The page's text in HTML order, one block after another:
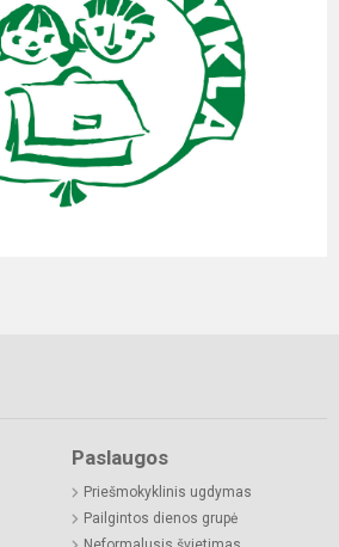
Paslaugos
Priešmokyklinis ugdymas
Pailgintos dienos grupė